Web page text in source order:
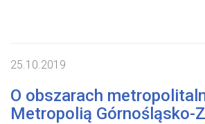
25.10.2019
O obszarach
Metropolią Górnośląsko-